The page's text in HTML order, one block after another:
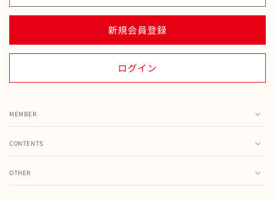
新規会員登録
ログイン
MEMBER
注文履歴
CONTENTS
OTHER